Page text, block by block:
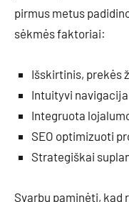
pirmus metus
sėkmės faktoriai:
Išskirtinis, prekės
Intuityvi
Integruota
SEO optimizuoti
Strategiškai
Svarbu paminėti, kad